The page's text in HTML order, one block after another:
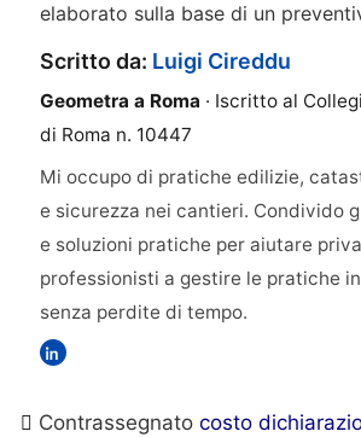
elaborato sulla base di un
Scritto da: Luigi Cireddu
Geometra a Roma · Iscritto al
di Roma n. 10447
Mi occupo di pratiche edilizie,
e sicurezza nei cantieri. Condivido
e soluzioni pratiche per aiutare
professionisti a gestire le pratiche
senza perdite di tempo.
Contrassegnato costo